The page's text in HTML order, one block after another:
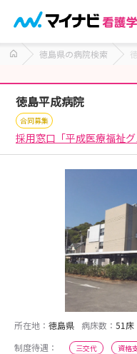
徳島県の病院検索
徳島平成病院
合同募集
採用窓口「平成医療福祉グ
所在地： 徳島県 病床数： 51床
制度待遇：
三交代 資格